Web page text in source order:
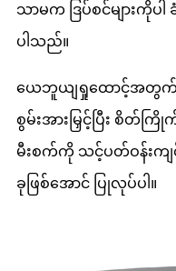
သာမက ဒြပ်စင်များကိုပ
ပါသည်။
ယေဘူယျရှုထောင့်အတွက်
စွမ်းအားမြှင့်ပြီး စိတ်ကြို
မီးစက်ကို သင့်ပတ်ဝန်းက
ခုဖြစ်အောင် ပြုလုပ်ပါ။